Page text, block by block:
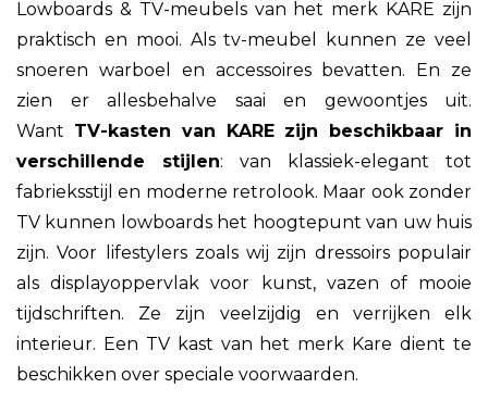
Lowboards & TV-meubels van het merk KARE zijn
praktisch en mooi. Als tv-meubel kunnen ze veel
snoeren warboel en accessoires bevatten. En ze
zien er allesbehalve saai en gewoontjes uit.
Want TV-kasten van KARE zijn beschikbaar in
verschillende stijlen: van klassiek-elegant tot
fabrieksstijl en moderne retrolook. Maar ook zonder
TV kunnen lowboards het hoogtepunt van uw huis
zijn. Voor lifestylers zoals wij zijn dressoirs populair
als displayoppervlak voor kunst, vazen of mooie
tijdschriften. Ze zijn veelzijdig en verrijken elk
interieur. Een TV kast van het merk Kare dient te
beschikken over speciale voorwaarden.